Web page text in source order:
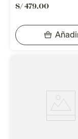
S/ 479.00